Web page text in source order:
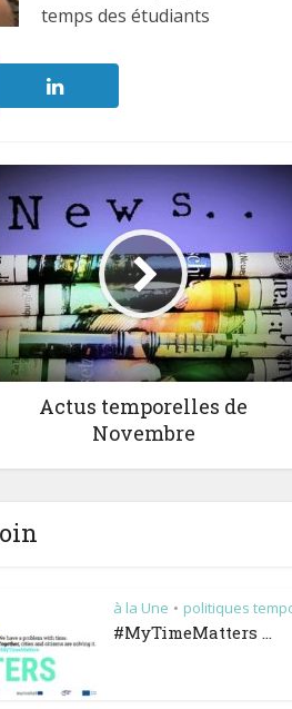
temps des étudiants
Actus temporelles de
Novembre
à la Une • politiques
#MyTimeMatters …